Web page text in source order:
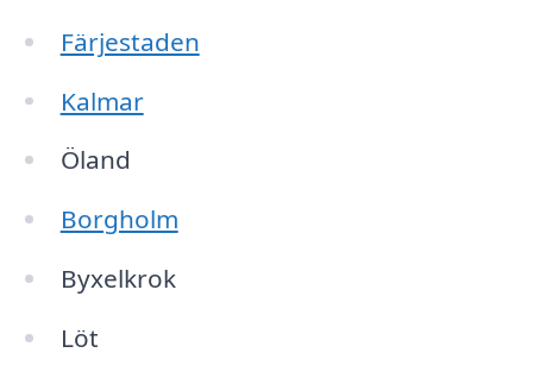
Färjestaden
Kalmar
Öland
Borgholm
Byxelkrok
Löt